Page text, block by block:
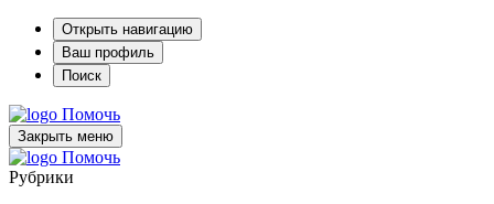
Открыть навигацию
Ваш профиль
Поиск
Помочь
Закрыть меню
Помочь
Рубрики